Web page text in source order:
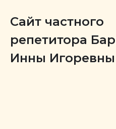
Сайт частного
репетитора
Инны Игоревны